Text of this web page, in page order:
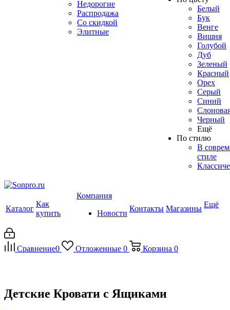
Недорогие
Распродажа
Со скидкой
Элитные
Белый
Бук
Венге
Вишня
Голубой
Дуб
Зеленый
Красный
Орех
Серый
Синий
Черный
Ещё
По стилю
В
стиле
Каталог
Как
купить
Компания
Новости
Контакты Магазины Ещё
Сравнение0 Отложенные 0 Корзина 0
Детские Кровати с Ящиками